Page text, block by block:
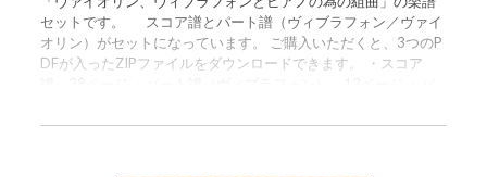
セットです。 スコア譜とパート譜（ヴィブラフォン／ヴァイ
オリン）がセットになっています。 ご購入いただくと、3つのP
DFが入ったZIPファイルをダウンロードできます。 ・スコア
リブパートとピアノの伴奏パートで、楽譜に書かれていない部